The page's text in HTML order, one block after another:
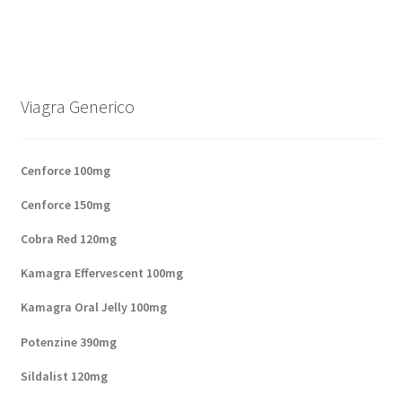
Viagra Generico
Cenforce 100mg
Cenforce 150mg
Cobra Red 120mg
Kamagra Effervescent 100mg
Kamagra Oral Jelly 100mg
Potenzine 390mg
Sildalist 120mg